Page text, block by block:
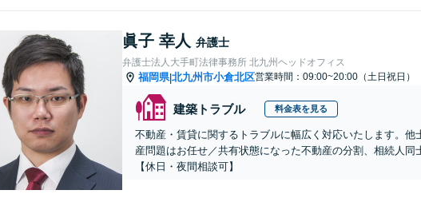
眞子 幸人 弁護士
弁護士法人大手町法律事務所 北九州ヘッドオフィス
福岡県|北九州市小倉北区営業時間：09:00~20:00（土日祝日）
建築トラブル 料金表を見る
不動産・賃貸に関するトラブルに幅広く対応いたします。
産問題はお任せ／共有状態になった不動産の分割、相続人
【休日・夜間相談可】